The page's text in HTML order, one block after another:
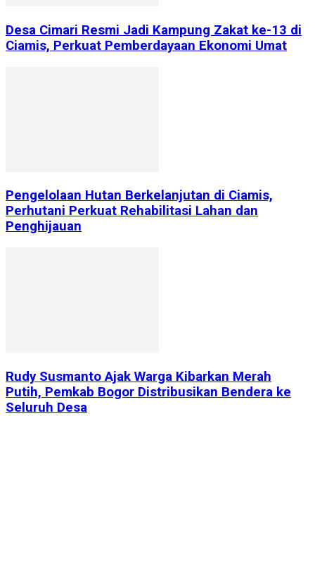
Desa Cimari Resmi Jadi Kampung Zakat ke-13 di
Ciamis, Perkuat Pemberdayaan Ekonomi Umat
Pengelolaan Hutan Berkelanjutan di Ciamis,
Perhutani Perkuat Rehabilitasi Lahan dan
Penghijauan
Rudy Susmanto Ajak Warga Kibarkan Merah
Putih, Pemkab Bogor Distribusikan Bendera ke
Seluruh Desa